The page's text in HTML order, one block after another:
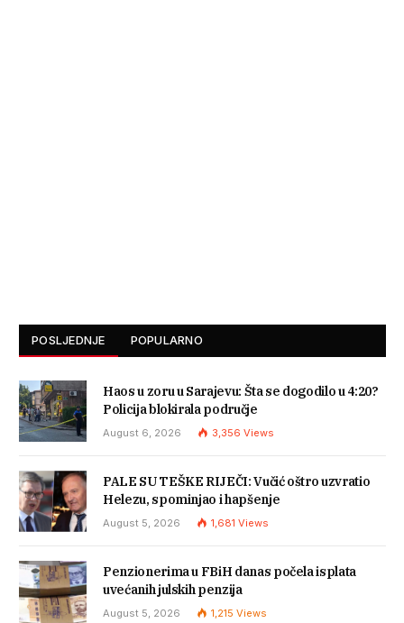
POSLJEDNJE POPULARNO
Haos u zoru u Sarajevu: Šta se dogodilo u 4:20?
Policija blokirala područje
August 6, 2026 3,356 Views
PALE SU TEŠKE RIJEČI: Vučić oštro uzvratio
Helezu, spominjao i hapšenje
August 5, 2026 1,681 Views
Penzionerima u FBiH danas počela isplata
uvećanih julskih penzija
August 5, 2026 1,215 Views